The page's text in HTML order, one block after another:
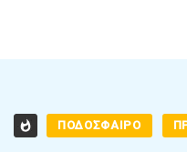
ΠΟΔΟΣΦΑΙΡΟ